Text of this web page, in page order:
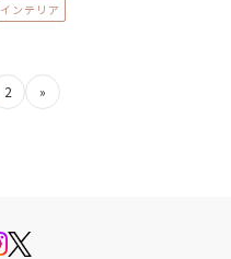
インテリア
2 »